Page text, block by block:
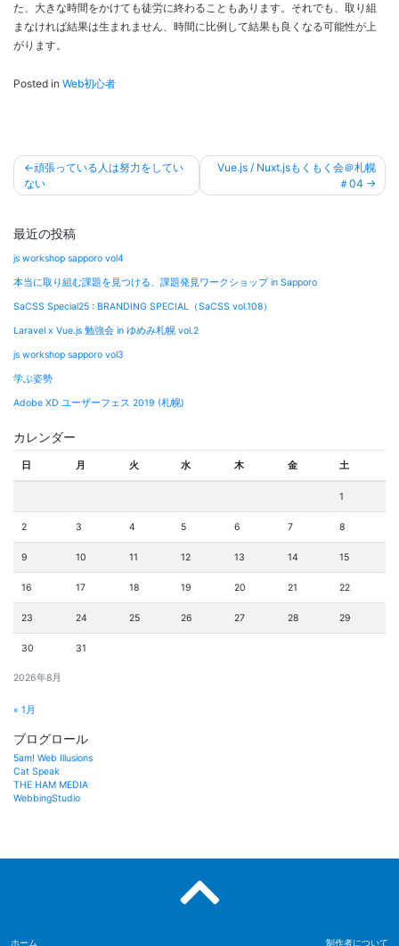
た、大きな時間をかけても徒労に終わることもあります。それでも、取り組
まなければ結果は生まれません、時間に比例して結果も良くなる可能性が上
がります。
Posted in Web初心者
投
稿
ビ
ゲ
ー
シ
ョ
頑張っている人は努力をしてい
ない
Vue.js / Nuxt.jsもくもく会＠札幌
＃04
最近の投稿
js workshop sapporo vol4
本当に取り組む課題を見つける、課題発見ワークショップ in Sapporo
SaCSS Special25 : BRANDING SPECIAL（SaCSS vol.108）
Laravel x Vue.js 勉強会 in ゆめみ札幌 vol.2
js workshop sapporo vol3
学ぶ姿勢
Adobe XD ユーザーフェス 2019 (札幌)
カレンダー
2026年8月
日 月 火 水 木 金 土
1
2 3 4 5 6 7 8
9 10 11 12 13 14 15
16 17 18 19 20 21 22
23 24 25 26 27 28 29
30 31
« 1月
ブログロール
5am! Web Illusions
Cat Speak
THE HAM MEDIA
WebbingStudio
ホーム 制作者について